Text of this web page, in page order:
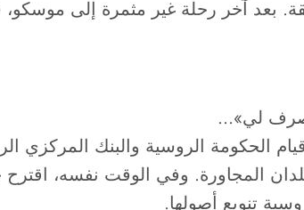
لي»…​
إلى قيام الحكومة الروسية والبنك
المجاورة. وفي الوقت نفسه،
تنويع أصولها.